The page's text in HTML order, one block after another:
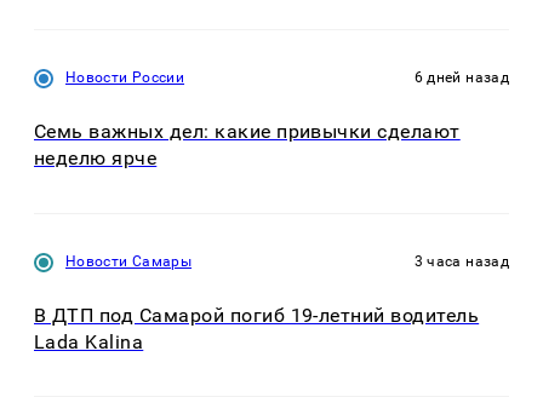
Новости России 6 дней назад
Семь важных дел: какие привычки сделают
неделю ярче
Новости Самары 3 часа назад
В ДТП под Самарой погиб 19-летний водитель
Lada Kalina